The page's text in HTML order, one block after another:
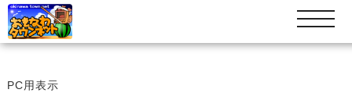
t
o
g
PC用表示